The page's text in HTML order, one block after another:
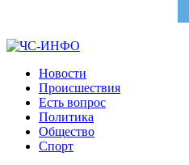
Новости
Происшествия
Есть вопрос
Политика
Общество
Спорт